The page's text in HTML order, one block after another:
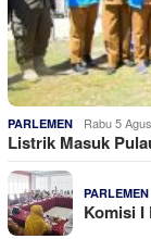
PARLEMEN Rabu 5
Listrik Masuk
PARLEMEN
Komisi